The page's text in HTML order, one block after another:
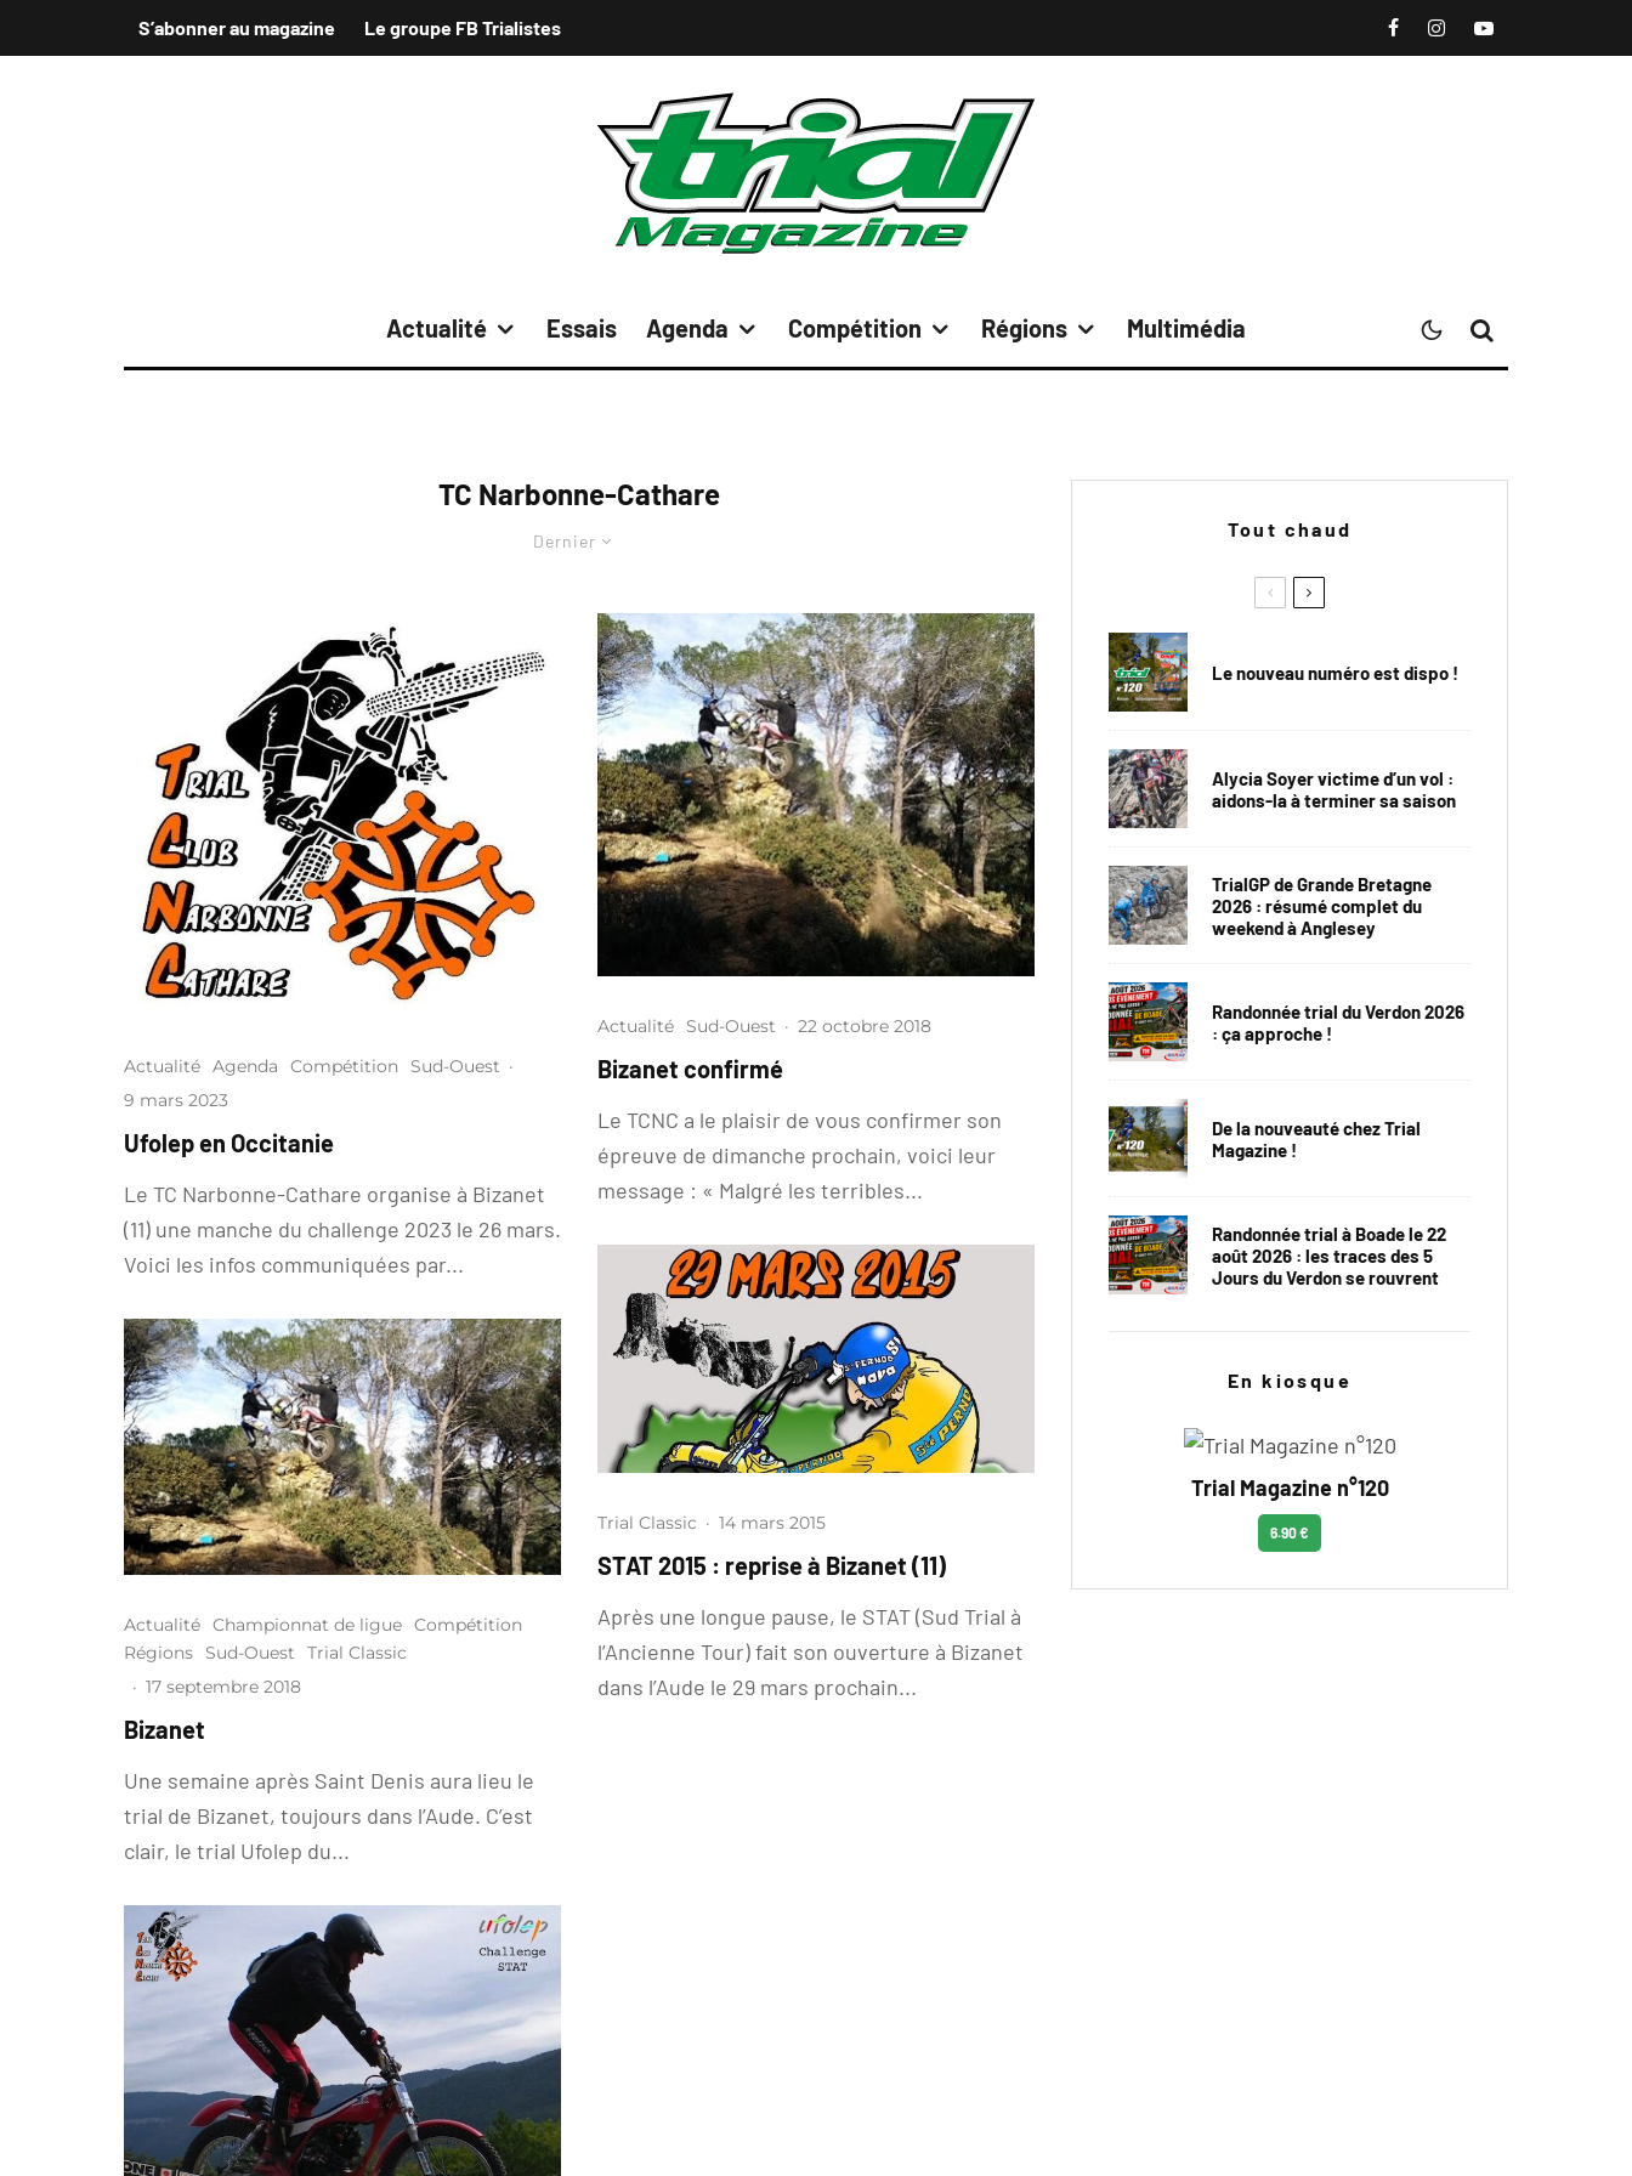
S’abonner au magazine Le groupe FB Trialistes
Actualité Essais Agenda Compétition Régions Multimédia
TC Narbonne-Cathare
Dernier
Actualité Agenda Compétition Sud-Ouest ·
9 mars 2023
Ufolep en Occitanie
Le TC Narbonne-Cathare organise à Bizanet
(11) une manche du challenge 2023 le 26 mars.
Voici les infos communiquées par...
Actualité Championnat de ligue Compétition
Régions
Sud-Ouest
Trial Classic
· 17 septembre 2018
Bizanet
Une semaine après Saint Denis aura lieu le
trial de Bizanet, toujours dans l’Aude. C’est
clair, le trial Ufolep du...
Actualité Sud-Ouest · 22 octobre 2018
Bizanet confirmé
Le TCNC a le plaisir de vous confirmer son
épreuve de dimanche prochain, voici leur
message : « Malgré les terribles...
Trial Classic · 14 mars 2015
STAT 2015 : reprise à Bizanet (11)
Après une longue pause, le STAT (Sud Trial à
l’Ancienne Tour) fait son ouverture à Bizanet
dans l’Aude le 29 mars prochain...
Tout chaud
Le nouveau numéro est dispo !
Alycia Soyer victime d’un vol :
aidons-la à terminer sa saison
TrialGP de Grande Bretagne
2026 : résumé complet du
weekend à Anglesey
Randonnée trial du Verdon 2026
: ça approche !
De la nouveauté chez Trial
Magazine !
Randonnée trial à Boade le 22
août 2026 : les traces des 5
Jours du Verdon se rouvrent
En kiosque
Trial Magazine n°120
6.90 €